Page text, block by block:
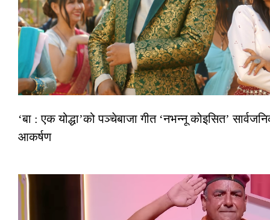
‘बा : एक योद्धा’को पञ्चेबाजा गीत ‘नभन्नू कोइसित’
आकर्षण